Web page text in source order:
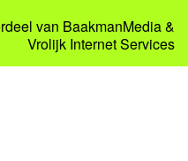
van BaakmanMedia&
Vrolijk Internet Services